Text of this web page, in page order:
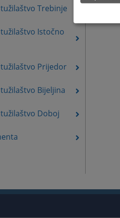
Trebinje
Istočno
Prijedor
Bijeljina
Doboj